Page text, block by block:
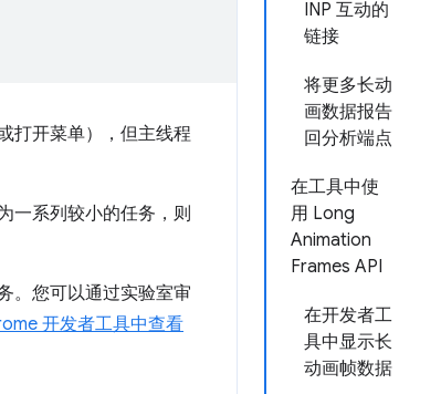
INP 互动的
链接
将更多长动
画数据报告
回分析端点
在工具中使
用 Long
Animation
Frames API
在开发者工
具中显示长
动画帧数据
打开菜单），但主线程
一系列较小的任务，则
。您可以通过实验室审
开发者工具中查看